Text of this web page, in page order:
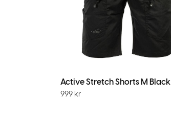
Active Stretch Shorts M Black
999 kr